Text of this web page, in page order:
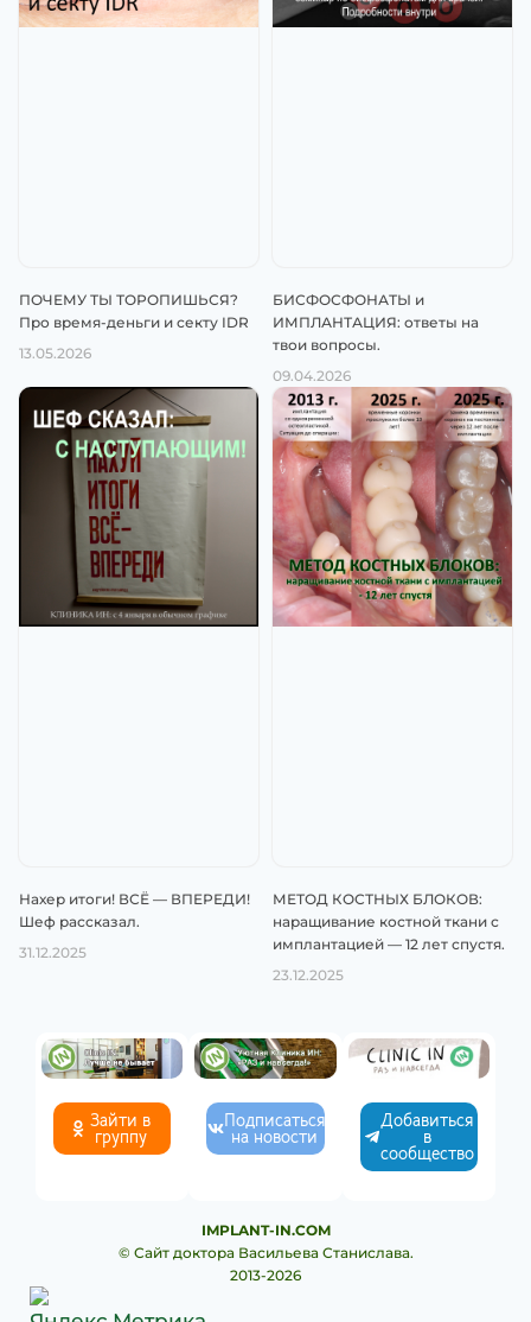
ПОЧЕМУ ТЫ ТОРОПИШЬСЯ?
Про время-деньги и секту IDR
13.05.2026
БИСФОСФОНАТЫ и
ИМПЛАНТАЦИЯ: ответы на
твои вопросы.
09.04.2026
Нахер итоги! ВСЁ — ВПЕРЕДИ!
Шеф рассказал.
31.12.2025
МЕТОД КОСТНЫХ БЛОКОВ:
наращивание костной ткани с
имплантацией — 12 лет спустя.
23.12.2025
Зайти в
группу
Подписаться
на новости
Добавиться
в
сообщество
IMPLANT-IN.COM
© Сайт доктора Васильева Станислава.
2013-2026